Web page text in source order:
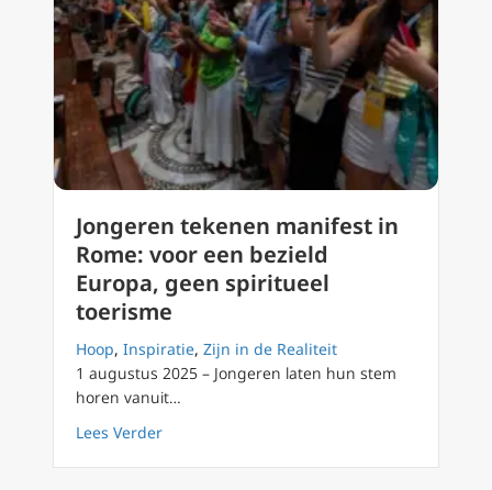
Jongeren tekenen manifest in
Rome: voor een bezield
Europa, geen spiritueel
toerisme
Hoop, Inspiratie, Zijn in de Realiteit
1 augustus 2025 – Jongeren laten hun stem
horen vanuit…
Lees Verderabout Jongeren tekenen manifest in Rome: